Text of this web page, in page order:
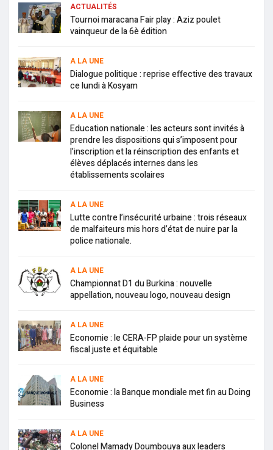
ACTUALITÉS
Tournoi maracana Fair play : Aziz poulet
vainqueur de la 6è édition
A LA UNE
Dialogue politique : reprise effective des travaux
ce lundi à Kosyam
A LA UNE
Education nationale : les acteurs sont invités à
prendre les dispositions qui s’imposent pour
l’inscription et la réinscription des enfants et
élèves déplacés internes dans les
établissements scolaires
A LA UNE
Lutte contre l’insécurité urbaine : trois réseaux
de malfaiteurs mis hors d’état de nuire par la
police nationale.
A LA UNE
Championnat D1 du Burkina : nouvelle
appellation, nouveau logo, nouveau design
A LA UNE
Economie : le CERA-FP plaide pour un système
fiscal juste et équitable
A LA UNE
Economie : la Banque mondiale met fin au Doing
Business
A LA UNE
Colonel Mamady Doumbouya aux leaders